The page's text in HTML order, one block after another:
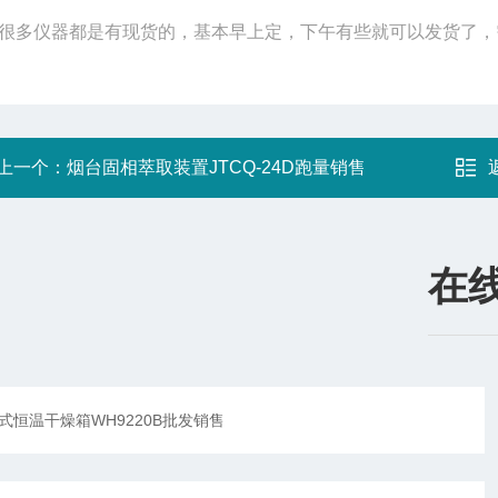
多仪器都是有现货的，基本早上定，下午有些就可以发货了
一个： 烟台固相萃取装置JTCQ-24D跑量销售
在